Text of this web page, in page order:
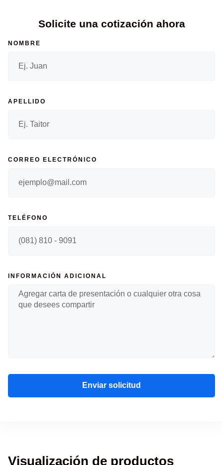
Solicite una cotización ahora
NOMBRE
APELLIDO
CORREO ELECTRÓNICO
TELÉFONO
INFORMACIÓN ADICIONAL
Enviar solicitud
Visualización de productos